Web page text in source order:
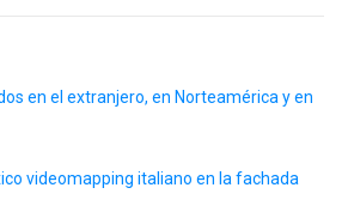
en el extranjero, en Norteamérica y en
videomapping italiano en la fachada